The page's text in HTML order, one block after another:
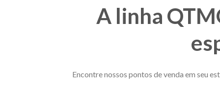
A linha
Encontre nossos pontos de venda em seu